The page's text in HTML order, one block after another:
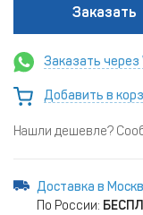
Заказать
Заказать
Добавить в
Нашли дешевле?
Доставка в
По России: